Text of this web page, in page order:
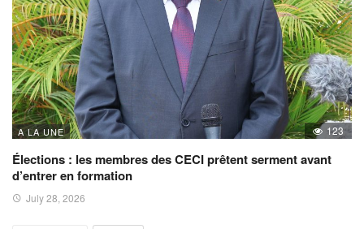
A LA UNE 123
Élections : les membres des CECI prêtent serment avant
d’entrer en formation
July 28, 2026